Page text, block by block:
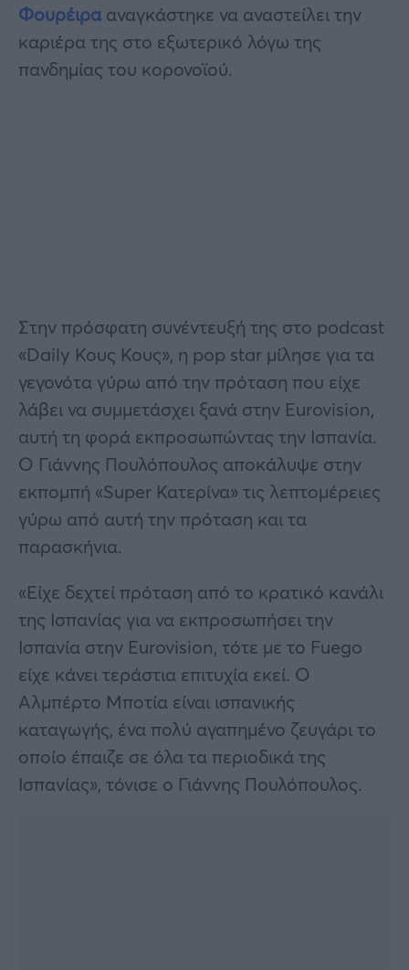
Φουρέιρα αναγκάστηκε να αναστείλει την
καριέρα της στο εξωτερικό λόγω της
πανδημίας του κορονοϊού.
Στην πρόσφατη συνέντευξή της στο podcast
«Daily Κους Κους», η pop star μίλησε για τα
γεγονότα γύρω από την πρόταση που είχε
λάβει να συμμετάσχει ξανά στην Eurovision,
αυτή τη φορά εκπροσωπώντας την Ισπανία.
Ο Γιάννης Πουλόπουλος αποκάλυψε στην
εκπομπή «Super Κατερίνα» τις λεπτομέρειες
γύρω από αυτή την πρόταση και τα
παρασκήνια.
«Είχε δεχτεί πρόταση από το κρατικό κανάλι
της Ισπανίας για να εκπροσωπήσει την
Ισπανία στην Eurovision, τότε με το Fuego
είχε κάνει τεράστια επιτυχία εκεί. Ο
Αλμπέρτο Μποτία είναι ισπανικής
καταγωγής, ένα πολύ αγαπημένο ζευγάρι το
οποίο έπαιζε σε όλα τα περιοδικά της
Ισπανίας», τόνισε ο Γιάννης Πουλόπουλος.